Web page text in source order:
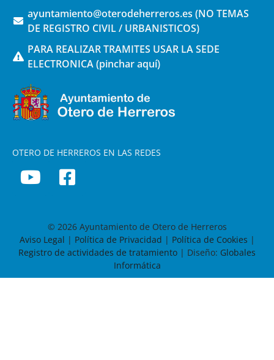
ayuntamiento@oterodeherreros.es (NO TEMAS
DE REGISTRO CIVIL / URBANISTICOS)
PARA REALIZAR TRAMITES USAR LA SEDE
ELECTRONICA (pinchar aquí)
OTERO DE HERREROS EN LAS REDES
© 2026 Ayuntamiento de Otero de Herreros
Aviso Legal | Política de Privacidad | Política de Cookies |
Registro de actividades de tratamiento | Diseño: Globales
Informática